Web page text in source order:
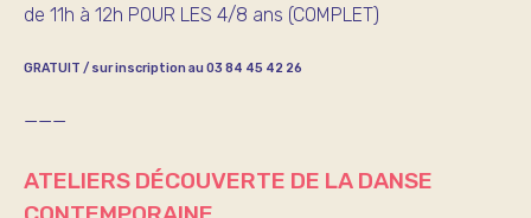
de 11h à 12h POUR LES 4/8 ans (COMPLET)
GRATUIT / sur inscription au 03 84 45 42 26
———
ATELIERS DÉCOUVERTE DE LA DANSE